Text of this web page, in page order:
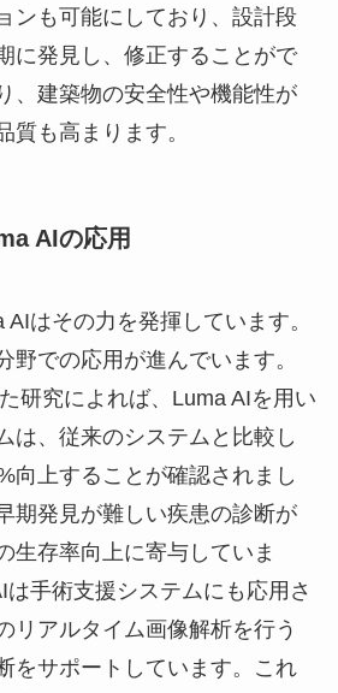
ンも可能にしており、設計段
に発見し、修正することがで
、建築物の安全性や機能性が
質も高まります。
AIの応用
はその力を発揮しています。
野での応用が進んでいます。
研究によれば、Luma AIを用い
は、従来のシステムと比較し
向上することが確認されまし
期発見が難しい疾患の診断が
生存率向上に寄与していま
手術支援システムにも応用さ
リアルタイム画像解析を行う
をサポートしています。これ